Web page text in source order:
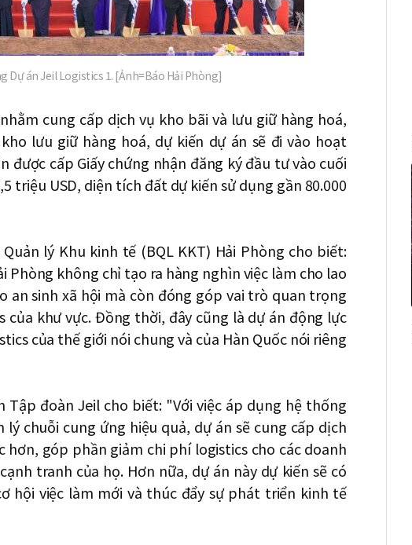
Dự án Jeil Logistics 1. [Ảnh=Báo Hải Phòng]
cung cấp dịch vụ kho bãi và lưu giữ hàng hoá,
lưu giữ hàng hoá, dự kiến dự án sẽ đi vào hoạt
được cấp Giấy chứng nhận đăng ký đầu tư vào cuối
triệu USD, diện tích đất dự kiến sử dụng gần 80.000
lý Khu kinh tế (BQL KKT) Hải Phòng cho biết:
Phòng không chỉ tạo ra hàng nghìn việc làm cho lao
an sinh xã hội mà còn đóng góp vai trò quan trọng
của khư vực. Đồng thời, đây cũng là dự án động lực
của thế giới nói chung và của Hàn Quốc nói riêng
Tập đoàn Jeil cho biết: "Với việc áp dụng hệ thống
chuỗi cung ứng hiệu quả, dự án sẽ cung cấp dịch
hơn, góp phần giảm chi phí logistics cho các doanh
tranh của họ. Hơn nữa, dự án này dự kiến sẽ có
hội việc làm mới và thúc đẩy sự phát triển kinh tế